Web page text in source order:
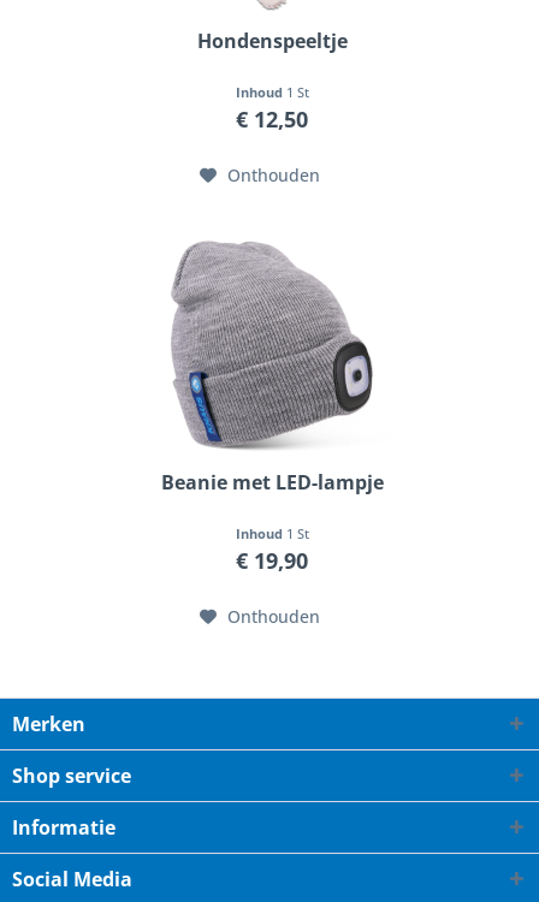
Hondenspeeltje
Inhoud 1 St
€ 12,50
Onthouden
Beanie met LED-lampje
Inhoud 1 St
€ 19,90
Onthouden
Merken
Shop service
Informatie
Social Media